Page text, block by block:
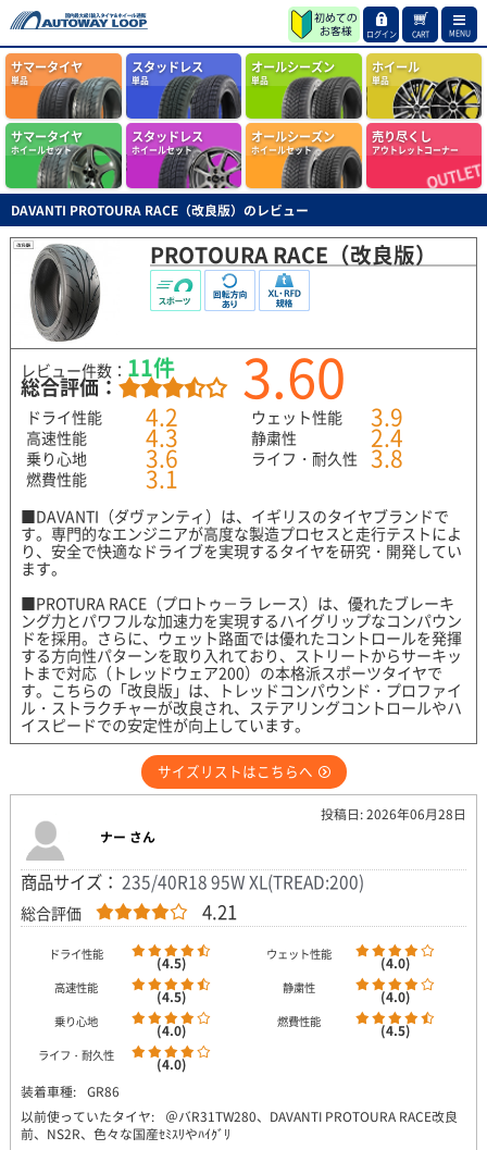
ログイン CART MENU
サマータイヤ
単品
スタッドレス
単品
オールシーズン
単品
ホイール
単品
サマータイヤ
ホイールセット
スタッドレス
ホイールセット
オールシーズン
ホイールセット
売り尽くし
アウトレットコーナー
DAVANTI PROTOURA RACE（改良版）のレビュー
PROTOURA RACE（改良版）
レビュー件数： 11件
総合評価： 3.60
ドライ性能 4.2 ウェット性能 3.9
高速性能 4.3 静粛性 2.4
乗り心地 3.6 ライフ・耐久性 3.8
燃費性能 3.1
■DAVANTI（ダヴァンティ）は、イギリスのタイヤブランドで
す。専門的なエンジニアが高度な製造プロセスと走行テストによ
り、安全で快適なドライブを実現するタイヤを研究・開発してい
ます。
■PROTURA RACE（プロトゥ－ラ レース）は、優れたブレーキ
ング力とパワフルな加速力を実現するハイグリップなコンパウン
ドを採用。さらに、ウェット路面では優れたコントロールを発揮
する方向性パターンを取り入れており、ストリートからサーキッ
トまで対応（トレッドウェア200）の本格派スポーツタイヤで
す。こちらの「改良版」は、トレッドコンパウンド・プロファイ
ル・ストラクチャーが改良され、ステアリングコントロールやハ
イスピードでの安定性が向上しています。
サイズリストはこちらへ
投稿日: 2026年06月28日
ナー さん
商品サイズ： 235/40R18 95W XL(TREAD:200)
総合評価 4.21
ドライ性能 (4.5) ウェット性能 (4.0)
高速性能 (4.5) 静粛性 (4.0)
乗り心地 (4.0) 燃費性能 (4.5)
ライフ・耐久性
(4.0)
装着車種: GR86
以前使っていたタイヤ:
＠バR31TW280、DAVANTI PROTOURA RACE改良
前、NS2R、色々な国産ｾﾐｽﾘやﾊｲｸﾞﾘ